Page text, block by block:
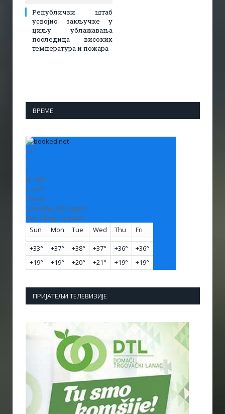
Републички штаб
усвојио закључке у
циљу ублажавања
последица високих
температура и пожара​
ВРЕМЕ
+32
°
C
H: +33°
L: +20°
Vranje
Saturday, 08 August
See 7-Day Forecast
Sun
Mon Tue Wed Thu Fri
+33° +37° +38° +37° +36° +36°
+19° +19° +20° +21° +19° +19°
ПРИЈАТЕЉИ ТЕЛЕВИЗИЈЕ